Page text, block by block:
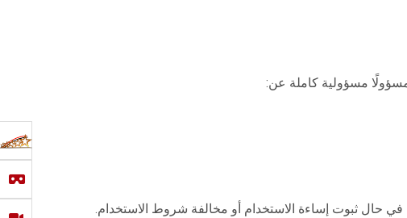
مسؤولية كاملة عن:
حال ثبوت إساءة الاستخدام أو مخالفة شروط الاستخدام.